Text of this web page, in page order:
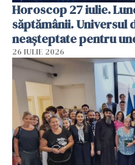
Horoscop 27 iulie.
săptămânii. Universul
neașteptate pentru
26 IULIE 2026